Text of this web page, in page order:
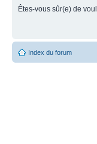
Êtes-vous sûr(e) de
Index du forum